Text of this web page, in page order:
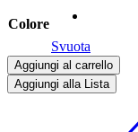
Colore
Svuota
Aggiungi al carrello
Aggiungi alla Lista